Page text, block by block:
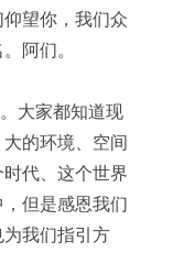
望你，我们众
阿们。
大家都知道现
的环境、空间
代、这个世界
但是感恩我们
我们指引方